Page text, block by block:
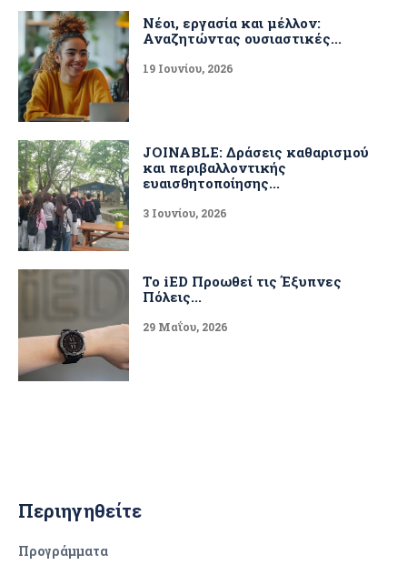
Νέοι, εργασία και μέλλον:
Αναζητώντας ουσιαστικές...
19 Ιουνίου, 2026
JOINABLE: Δράσεις καθαρισμού
και περιβαλλοντικής
ευαισθητοποίησης...
3 Ιουνίου, 2026
Το iED Προωθεί τις Έξυπνες
Πόλεις...
29 Μαΐου, 2026
Περιηγηθείτε
Προγράμματα